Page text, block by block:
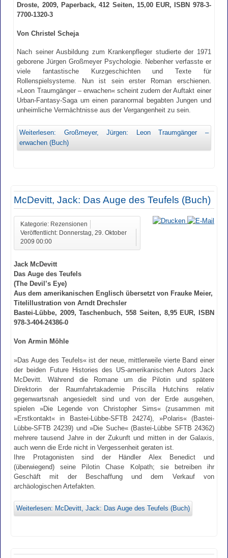
Droste, 2009, Paperback, 412 Seiten, 15,00 EUR, ISBN 978-3-
7700-1320-3
Von Christel Scheja
Nach seiner Ausbildung zum Krankenpfleger studierte der 1971
geborene Jürgen Großmeyer Psychologie. Nebenher verfasste er
viele fantastische Kurzgeschichten und Texte für
Rollenspielsysteme. Nun ist sein erster Roman erschienen.
»Leon Traumgänger – erwachen« scheint zudem der Auftakt einer
Urban-Fantasy-Saga um einen paranormal begabten Jungen und
unheimliche Vermächtnisse aus der Vergangenheit zu sein.
Weiterlesen: Großmeyer, Jürgen: Leon Traumgänger –
erwachen (Buch)
McDevitt, Jack: Das Auge des Teufels (Buch)
Kategorie: Rezensionen
Veröffentlicht: Donnerstag, 29. Oktober
2009 00:00
Jack McDevitt
Das Auge des Teufels
(The Devil’s Eye)
Aus dem amerikanischen Englisch übersetzt von Frauke Meier,
Titelillustration von Arndt Drechsler
Bastei-Lübbe, 2009, Taschenbuch, 558 Seiten, 8,95 EUR, ISBN
978-3-404-24386-0
Von Armin Möhle
»Das Auge des Teufels« ist der neue, mittlerweile vierte Band einer
der beiden Future Histories des US-amerikanischen Autors Jack
McDevitt. Während die Romane um die Pilotin und spätere
Direktorin der Raumfahrtakademie Priscilla Hutchins relativ
gegenwartsnah angesiedelt sind und von der Erde ausgehen,
spielen »Die Legende von Christopher Sims« (zusammen mit
»Erstkontakt« in Bastei-Lübbe-SFTB 24274), »Polaris« (Bastei-
Lübbe-SFTB 24239) und »Die Suche« (Bastei-Lübbe SFTB 24362)
mehrere tausend Jahre in der Zukunft und mitten in der Galaxis,
auch wenn die Erde nicht in Vergessenheit geraten ist.
Ihre Protagonisten sind der Händler Alex Benedict und
(überwiegend) seine Pilotin Chase Kolpath; sie betreiben ihr
Geschäft mit der Beschaffung und dem Verkauf von
archäologischen Artefakten.
Weiterlesen: McDevitt, Jack: Das Auge des Teufels (Buch)